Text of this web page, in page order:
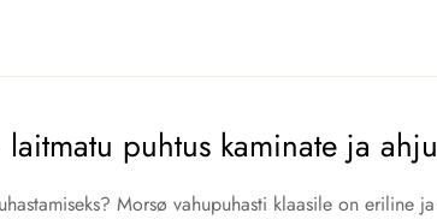
puhtus kaminate ja
Morsø vahupuhasti klaasile on